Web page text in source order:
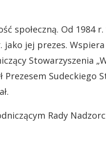
społeczną. Od 1984
jako jej prezes.
Stowarzyszenia
Prezesem Sudeckiego
Rady